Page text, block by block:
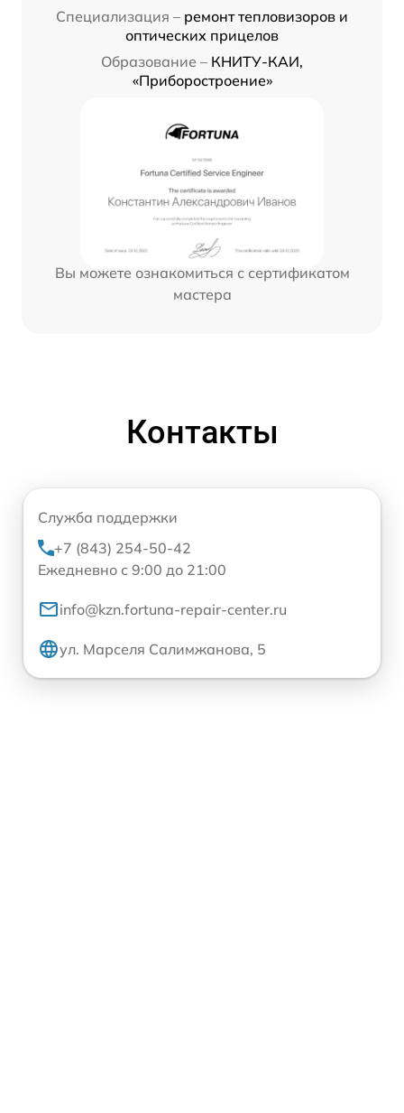
Специализация – ремонт тепловизоров и
оптических прицелов
Образование – КНИТУ-КАИ,
«Приборостроение»
Вы можете ознакомиться с сертификатом
мастера
Контакты
Служба поддержки
+7 (843) 254-50-42
Ежедневно с 9:00 до 21:00
info@kzn.fortuna-repair-center.ru
ул. Марселя Салимжанова, 5